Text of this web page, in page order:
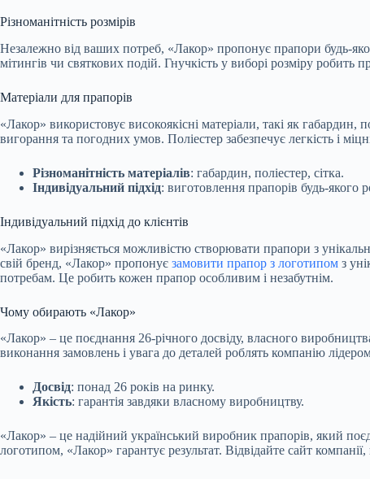
Різноманітність розмірів
Незалежно від ваших потреб, «Лакор» пропонує прапори будь-
мітингів чи святкових подій. Гнучкість у виборі розміру робить
Матеріали для прапорів
«Лакор» використовує високоякісні матеріали, такі як габардин,
вигорання та погодних умов. Поліестер забезпечує легкість і
Різноманітність матеріалів: габардин, поліестер, сітка.
Індивідуальний підхід: виготовлення прапорів будь-якого
Індивідуальний підхід до клієнтів
«Лакор» вирізняється можливістю створювати прапори з
свій бренд, «Лакор» пропонує замовити прапор з логотипом з
потребам. Це робить кожен прапор особливим і незабутнім.
Чому обирають «Лакор»
«Лакор» – це поєднання 26-річного досвіду, власного
виконання замовлень і увага до деталей роблять компанію
Досвід: понад 26 років на ринку.
Якість: гарантія завдяки власному виробництву.
«Лакор» – це надійний український виробник прапорів, який
логотипом, «Лакор» гарантує результат. Відвідайте сайт